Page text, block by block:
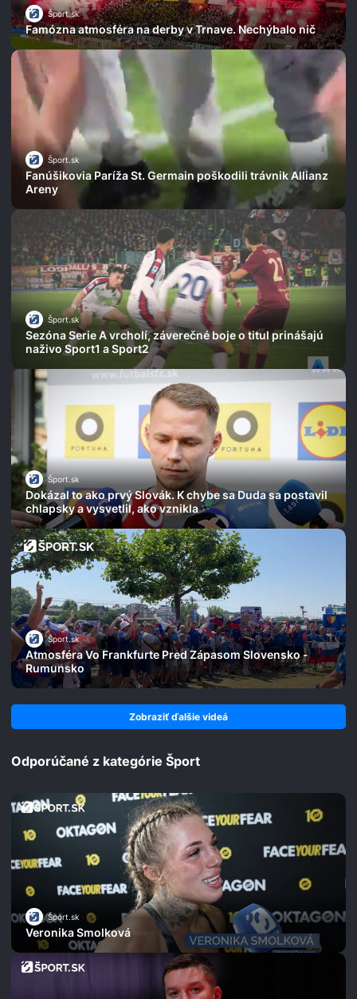
Šport.sk
Famózna atmosféra na derby v Trnave. Nechýbalo nič
Šport.sk
Fanúšikovia Paríža St. Germain poškodili trávnik Allianz
Areny
Šport.sk
Sezóna Serie A vrcholí, záverečné boje o titul prinášajú
naživo Sport1 a Sport2
Šport.sk
Dokázal to ako prvý Slovák. K chybe sa Duda sa postavil
chlapsky a vysvetlil, ako vznikla
Šport.sk
Atmosféra Vo Frankfurte Pred Zápasom Slovensko -
Rumunsko
Zobraziť ďalšie videá
Odporúčané z kategórie Šport
Šport.sk
Veronika Smolková